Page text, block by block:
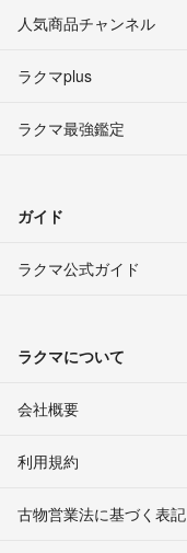
人気商品チャンネル
ラクマplus
ラクマ最強鑑定
ガイド
ラクマ公式ガイド
ラクマについて
会社概要
利用規約
古物営業法に基づく表記